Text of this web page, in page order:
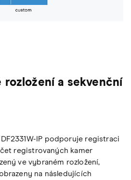
rozložení a sekvenční
IP podporuje registraci
registrovaných kamer
ve vybraném rozložení,
na následujících